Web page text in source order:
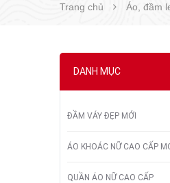
Trang chủ Áo, đầm
DANH MỤC
ĐẦM VÁY ĐẸP MỚI
ÁO KHOÁC NỮ CAO CẤP
QUẦN ÁO NỮ CAO CẤP